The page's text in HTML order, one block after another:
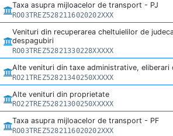
Taxa asupra mijloacelor de transport - PJ
RO03TREZ5282116020202XXX
Venituri din recuperarea cheltuielilor de
despagubiri
RO03TREZ52821330228XXXXX
Alte venituri din taxe administrative, eliberari
RO21TREZ52821340250XXXXX
Alte venituri din proprietate
RO22TREZ52821300250XXXXX
Taxa asupra mijloacelor de transport - PF
RO03TREZ5282116020202XXX